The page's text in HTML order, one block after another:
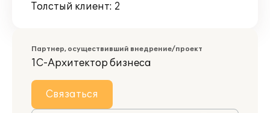
Толстый клиент: 2
Партнер, осуществивший внедрение/проект
1С-Архитектор бизнеса
Связаться